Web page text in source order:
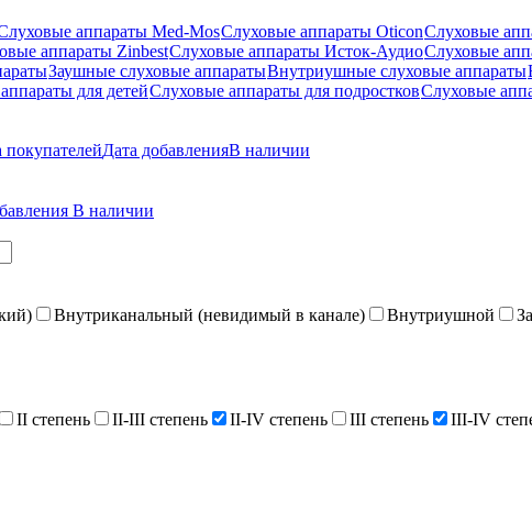
аппараты Med-MosСлуховые аппараты OticonСлуховые
аппараты ZinbestСлуховые аппараты Исток-АудиоСлуховые
Заушные слуховые аппаратыВнутриушные слуховые аппараты
для детейСлуховые аппараты для подростковСлуховые
Дата добавленияВ наличии
В наличии
Внутриканальный (невидимый в канале) Внутриушной
II степень II-III степень II-IV степень III степень III-IV